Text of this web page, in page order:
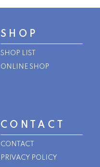
SHOP
SHOP LIST
ONLINE SHOP
CONTACT
CONTACT
PRIVACY POLICY